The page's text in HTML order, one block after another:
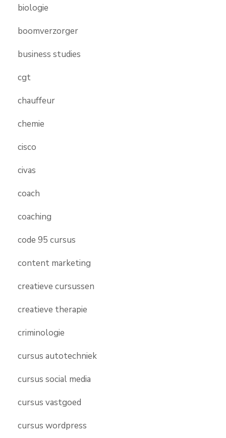
biologie
boomverzorger
business studies
cgt
chauffeur
chemie
cisco
civas
coach
coaching
code 95 cursus
content marketing
creatieve cursussen
creatieve therapie
criminologie
cursus autotechniek
cursus social media
cursus vastgoed
cursus wordpress